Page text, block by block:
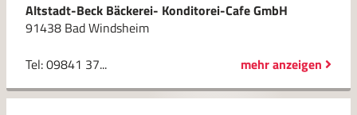
Altstadt-Beck Bäckerei- Konditorei-Cafe GmbH
91438 Bad Windsheim
Tel: 09841 37...
mehr anzeigen